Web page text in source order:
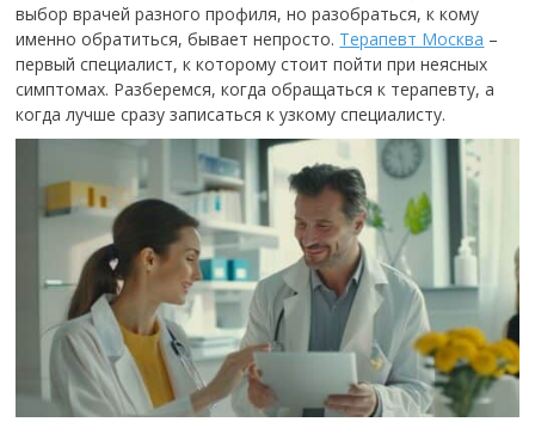
выбор врачей разного профиля, но разобраться, к кому
именно обратиться, бывает непросто. Терапевт Москва –
первый специалист, к которому стоит пойти при неясных
симптомах. Разберемся, когда обращаться к терапевту, а
когда лучше сразу записаться к узкому специалисту.